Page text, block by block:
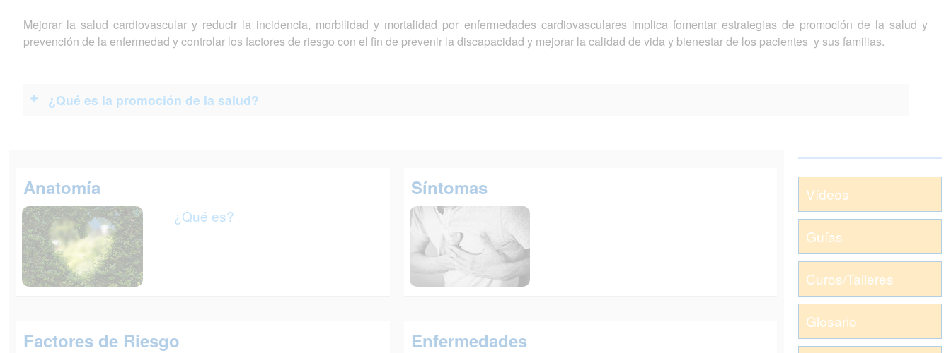
Mejorar la salud cardiovascular y reducir la incidencia, morbilidad y mortalidad por enfermedades cardiovasculares implica fomentar estrategias de promoción de la salud y
prevención de la enfermedad y controlar los factores de riesgo con el fin de prevenir la discapacidad y mejorar la calidad de vida y bienestar de los pacientes y sus familias.
¿Qué es la promoción de la salud?
Anatomía
¿Qué es?
Síntomas
Factores de Riesgo Enfermedades
Vídeos
Guías
Curos/Talleres
Glosario